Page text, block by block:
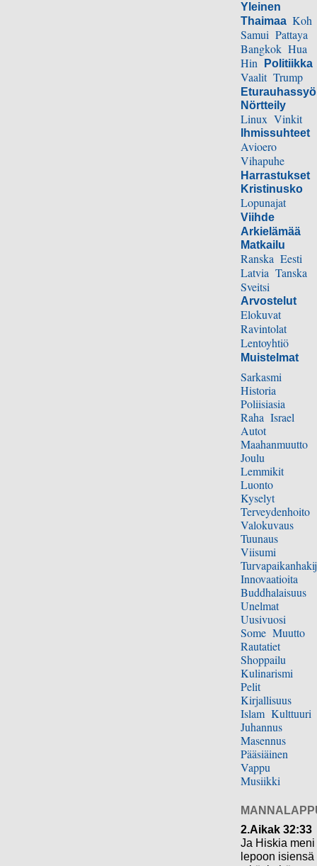
Yleinen
Thaimaa Koh
Samui Pattaya
Bangkok Hua
Hin
Politiikka
Vaalit Trump
Nörtteily
Linux Vinkit
Ihmissuhteet
Avioero
Vihapuhe
Harrastukset
Kristinusko
Lopunajat
Viihde
Arkielämää
Matkailu
Ranska Eesti
Latvia Tanska
Sveitsi
Arvostelut
Elokuvat
Ravintolat
Lentoyhtiö
Muistelmat
Sarkasmi
Historia
Poliisiasia
Raha Israel
Autot
Maahanmuutto
Joulu
Lemmikit
Luonto
Kyselyt
Terveydenhoito
Valokuvaus
Tuunaus
Viisumi
Innovaatioita
Buddhalaisuus
Unelmat
Uusivuosi
Some Muutto
Rautatiet
Shoppailu
Kulinarismi
Pelit
Kirjallisuus
Islam Kulttuuri
Juhannus
Masennus
Pääsiäinen
Vappu
Musiikki
2.Aikak 32:33
Ja Hiskia meni
lepoon isiensä